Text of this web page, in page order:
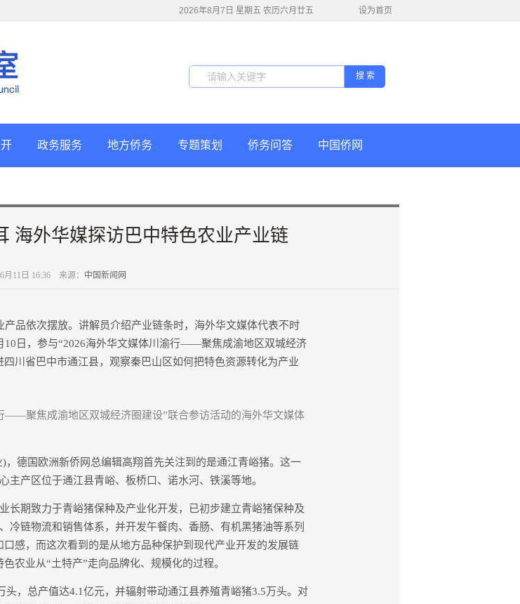
设为首页
2026年8月7日 星期五 农历六月廿五
搜 索
政务服务 地方侨务 专题策划 侨务问答 中国侨网
海外华媒探访巴中特色农业产业链
月11日 16:36 来源： 中国新闻网
品依次摆放。讲解员介绍产业链条时，海外华文媒体代表不时
10日，参与“2026海外华文媒体川渝行——聚焦成渝地区双城经济
川省巴中市通江县，观察秦巴山区如何把特色资源转化为产业
——聚焦成渝地区双城经济圈建设”联合参访活动的海外华文媒体
德国欧洲新侨网总编辑高翔首先关注到的是通江青峪猪。这一
主产区位于通江县青峪、板桥口、诺水河、铁溪等地。
期致力于青峪猪保种及产业化开发，已初步建立青峪猪保种及
冷链物流和销售体系，并开发午餐肉、香肠、有机黑猪油等系列
感，而这次看到的是从地方品种保护到现代产业开发的发展链
农业从“土特产”走向品牌化、规模化的过程。
，总产值达4.1亿元，并辐射带动通江县养殖青峪猪3.5万头。对